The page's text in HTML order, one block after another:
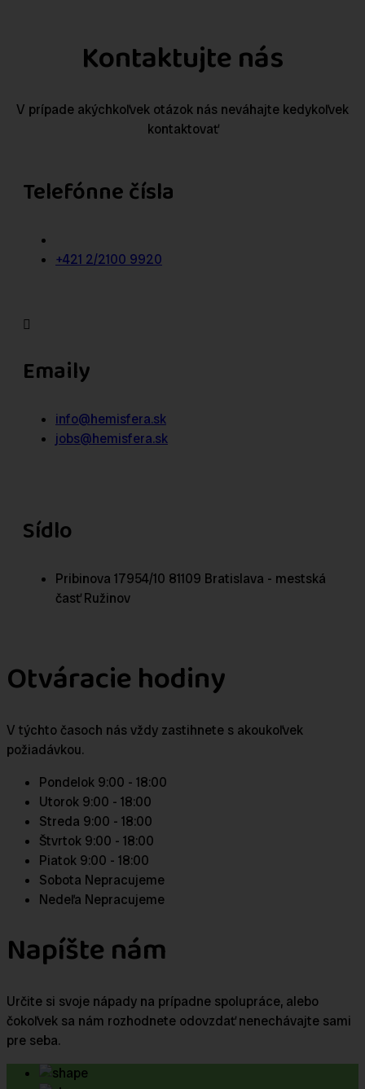
Kontaktujte nás
V prípade akýchkoľvek otázok nás neváhajte kedykoľvek
kontaktovať
Telefónne čísla
+421 2/2100 9920
Emaily
info@hemisfera.sk
jobs@hemisfera.sk
Sídlo
Pribinova 17954/10 81109 Bratislava - mestská
časť Ružinov
Otváracie hodiny
V týchto časoch nás vždy zastihnete s akoukoľvek
požiadávkou.
Pondelok 9:00 - 18:00
Utorok 9:00 - 18:00
Streda 9:00 - 18:00
Štvrtok 9:00 - 18:00
Piatok 9:00 - 18:00
Sobota Nepracujeme
Nedeľa Nepracujeme
Napíšte nám
Určite si svoje nápady na prípadne spolupráce, alebo
čokoľvek sa nám rozhodnete odovzdať nenechávajte sami
pre seba.